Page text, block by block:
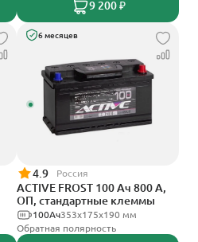
9 200 ₽
6 месяцев
4.9 Россия
ACTIVE FROST 100 Ач 800 А,
ОП, стандартные клеммы
353х175х190 мм
100Ач
Обратная полярность